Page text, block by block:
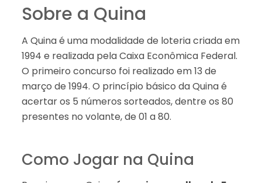
Sobre a Quina
A Quina é uma modalidade de loteria criada em
1994 e realizada pela Caixa Econômica Federal.
O primeiro concurso foi realizado em 13 de
março de 1994. O princípio básico da Quina é
acertar os 5 números sorteados, dentre os 80
presentes no volante, de 01 a 80.
Como Jogar na Quina